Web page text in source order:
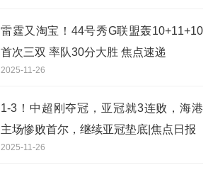
雷霆又淘宝！44号秀G联盟轰10+11+10
首次三双 率队30分大胜 焦点速递
2025-11-26
1-3！中超刚夺冠，亚冠就3连败，海港
主场惨败首尔，继续亚冠垫底|焦点日报
2025-11-26